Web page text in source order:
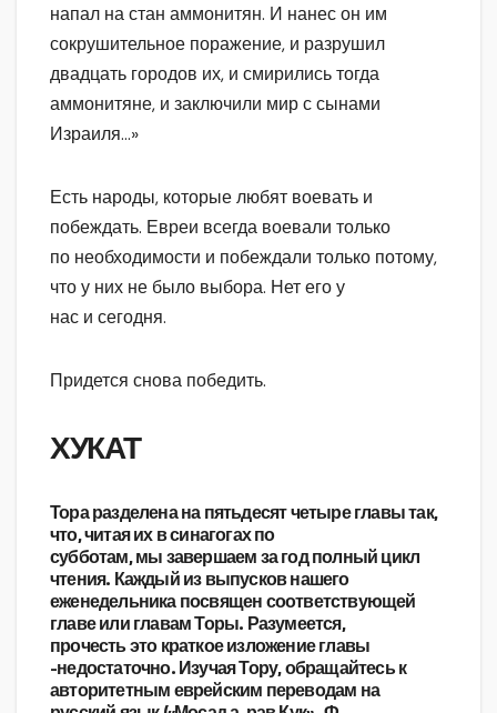
напал на стан аммонитян. И нанес он им
сокрушительное поражение, и разрушил
двадцать городов их, и смирились тогда
аммонитяне, и заключили мир с сынами
Израиля…»
Есть народы, которые любят воевать и
побеждать. Евреи всегда воевали только
по необходимости и побеждали только потому,
что у них не было выбора. Нет его у
нас и сегодня.
Придется снова победить.
ХУКАТ
Тора разделена на пятьдесят четыре главы так,
что, читая их в синагогах по
субботам, мы завершаем за год полный цикл
чтения. Каждый из выпусков нашего
еженедельника посвящен соответствующей
главе или главам Торы. Разумеется,
прочесть это краткое изложение главы
-недостаточно. Изучая Тору, обращайтесь к
авторитетным еврейским переводам на